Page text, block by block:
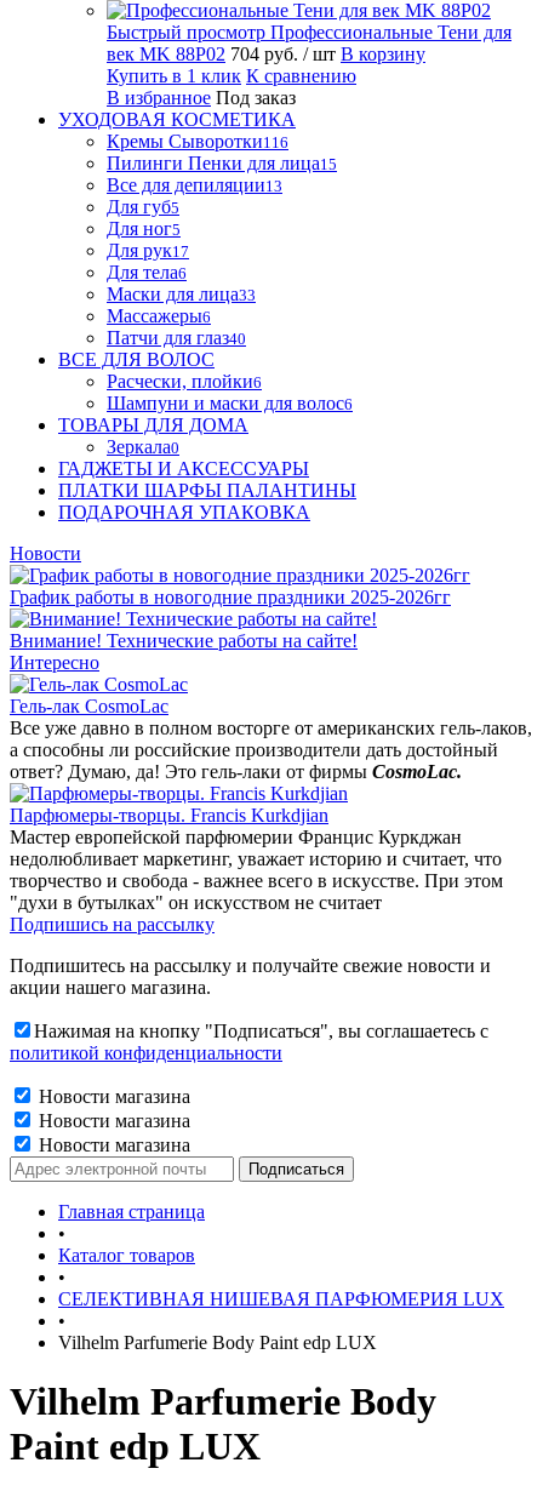
Быстрый просмотр Профессиональные Тени для
век MK 88P02 704 руб. / шт В корзину
Купить в 1 клик К сравнению
В избранное Под заказ
УХОДОВАЯ КОСМЕТИКА
Кремы Сыворотки116
Пилинги Пенки для лица15
Все для депиляции13
Для губ5
Для ног5
Для рук17
Для тела6
Маски для лица33
Массажеры6
Патчи для глаз40
ВСЕ ДЛЯ ВОЛОС
Расчески, плойки6
Шампуни и маски для волос6
ТОВАРЫ ДЛЯ ДОМА
Зеркала0
ГАДЖЕТЫ И АКСЕССУАРЫ
ПЛАТКИ ШАРФЫ ПАЛАНТИНЫ
ПОДАРОЧНАЯ УПАКОВКА
Новости
График работы в новогодние праздники 2025-2026гг
Внимание! Технические работы на сайте!
Интересно
Гель-лак CosmoLac
Все уже давно в полном восторге от американских гель-лаков,
а способны ли российские производители дать достойный
ответ? Думаю, да! Это гель-лаки от фирмы CosmoLac.
Парфюмеры-творцы. Francis Kurkdjian
Мастер европейской парфюмерии Францис Куркджан
недолюбливает маркетинг, уважает историю и считает, что
творчество и свобода - важнее всего в искусстве. При этом
"духи в бутылках" он искусством не считает
Подпишись на рассылку
Подпишитесь на рассылку и получайте свежие новости и
акции нашего магазина.
Нажимая на кнопку "Подписаться", вы соглашаетесь с
политикой конфиденциальности
Новости магазина
Новости магазина
Новости магазина
Главная страница
•
Каталог товаров
•
СЕЛЕКТИВНАЯ НИШЕВАЯ ПАРФЮМЕРИЯ LUX
•
Vilhelm Parfumerie Body Paint edp LUX
Vilhelm Parfumerie Body
Paint edp LUX